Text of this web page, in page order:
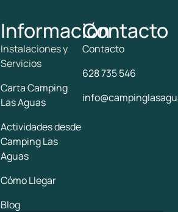
Información
Instalaciones y
Servicios
Carta Camping
Las Aguas
Actividades desde
Camping Las
Aguas
Cómo Llegar
Blog
Contacto
Contacto
628 735 546